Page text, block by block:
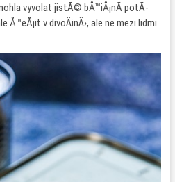
vyvolat jistÃ© bÅ™iÅ¡nÃ­ potÃ­
v divoÄinÄ›, ale ne mezi lidmi.